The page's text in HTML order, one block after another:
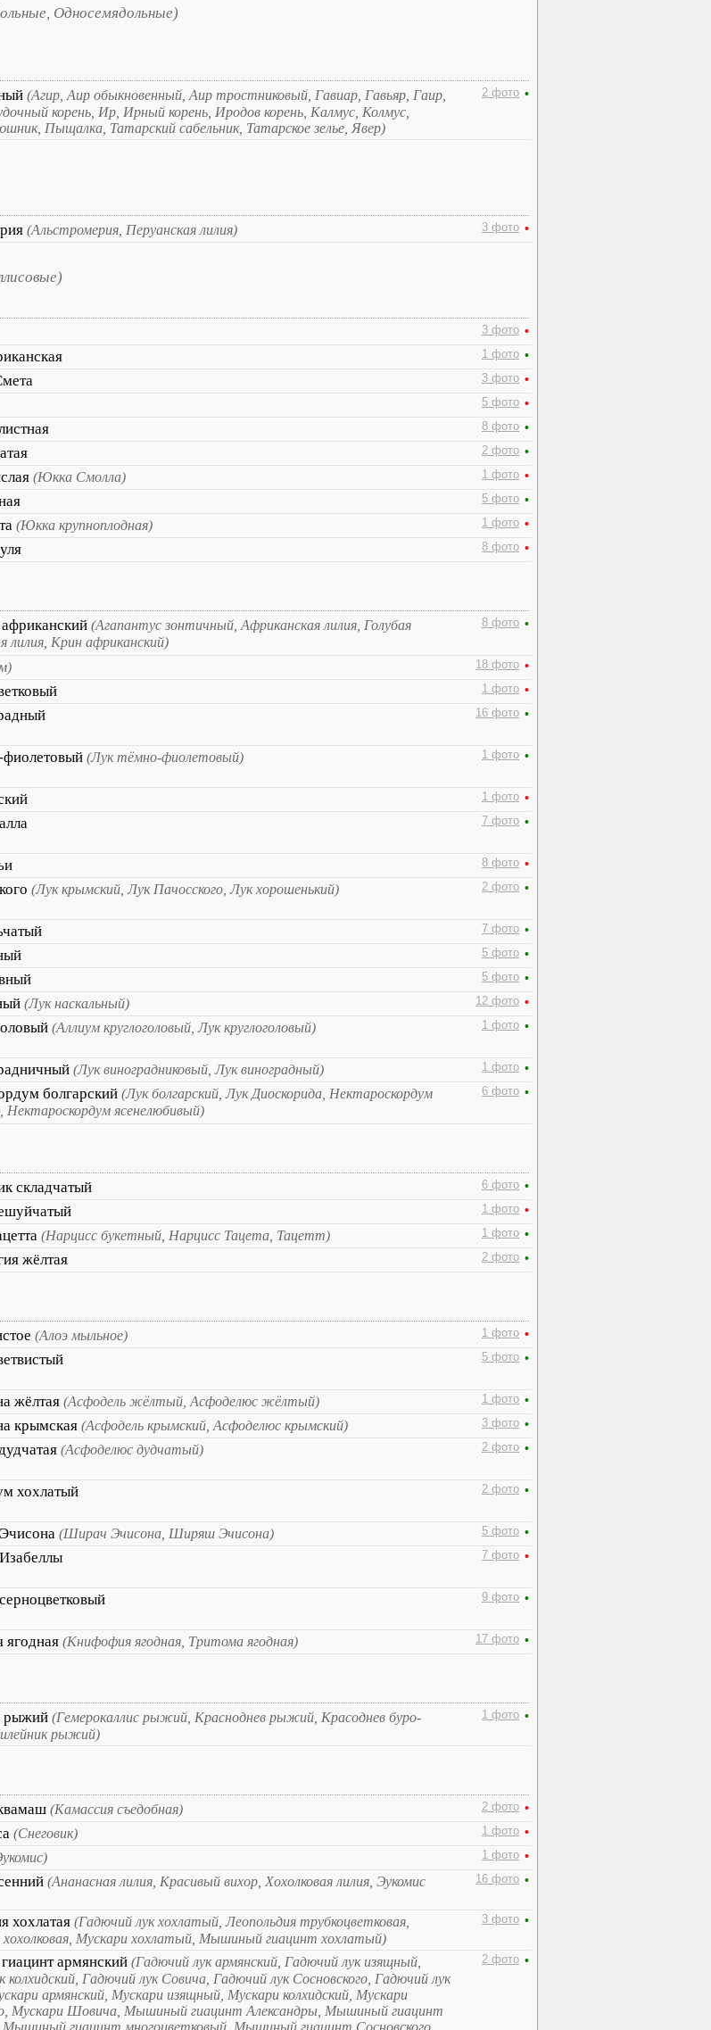
Односемядольные)
(Агир, Аир обыкновенный, Аир тростниковый, Гавиар, Гавьяр, Гаир,
корень, Ир, Ирный корень, Иродов корень, Калмус, Колмус,
Пыщалка, Татарский сабельник, Татарское зелье, Явер)
2 фото •
(Альстромерия, Перуанская лилия) 3 фото •
3 фото •
1 фото •
3 фото •
5 фото •
8 фото •
2 фото •
(Юкка Смолла) 1 фото •
5 фото •
(Юкка крупноплодная) 1 фото •
8 фото •
(Агапантус зонтичный, Африканская лилия, Голубая
лилия, Крин африканский)
8 фото •
18 фото •
1 фото •
16 фото •
(Лук тёмно-фиолетовый) 1 фото •
1 фото •
7 фото •
8 фото •
(Лук крымский, Лук Пачосского, Лук хорошенький) 2 фото •
7 фото •
5 фото •
5 фото •
(Лук наскальный) 12 фото •
(Аллиум круглоголовый, Лук круглоголовый) 1 фото •
(Лук виноградниковый, Лук виноградный) 1 фото •
болгарский (Лук болгарский, Лук Диоскорида, Нектароскордум
Нектароскордум ясенелюбивый)
6 фото •
складчатый 6 фото •
1 фото •
(Нарцисс букетный, Нарцисс Тацета, Тацетт) 1 фото •
жёлтая 2 фото •
(Алоэ мыльное) 1 фото •
5 фото •
жёлтая (Асфодель жёлтый, Асфоделюс жёлтый) 1 фото •
крымская (Асфодель крымский, Асфоделюс крымский) 3 фото •
(Асфоделюс дудчатый) 2 фото •
хохлатый 2 фото •
(Ширач Эчисона, Ширяш Эчисона) 5 фото •
7 фото •
9 фото •
ягодная (Книфофия ягодная, Тритома ягодная) 17 фото •
рыжий (Гемерокаллис рыжий, Красноднев рыжий, Красоднев буро-
рыжий)
1 фото •
(Камассия съедобная) 2 фото •
(Снеговик) 1 фото •
1 фото •
(Ананасная лилия, Красивый вихор, Хохолковая лилия, Эукомис
16 фото •
хохлатая (Гадючий лук хохлатый, Леопольдия трубкоцветковая,
хохолковая, Мускари хохлатый, Мышиный гиацинт хохлатый)
3 фото •
армянский (Гадючий лук армянский, Гадючий лук изящный,
колхидский, Гадючий лук Совича, Гадючий лук Сосновского, Гадючий лук
армянский, Мускари изящный, Мускари колхидский, Мускари
Мускари Шовича, Мышиный гиацинт Александры, Мышиный гиацинт
Мышиный гиацинт многоцветковый, Мышиный гиацинт Сосновского,
2 фото •